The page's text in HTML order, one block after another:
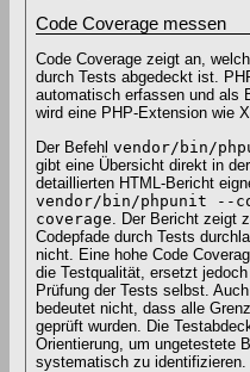
Code Coverage messen
Code Coverage zeigt an,
durch Tests abgedeckt ist.
automatisch erfassen und als
wird eine PHP-Extension wie
Der Befehl vendor/bin/
gibt eine Übersicht direkt in
detaillierten HTML-Bericht
vendor/bin/phpunit --
coverage . Der Bericht zeigt
Codepfade durch Tests
nicht. Eine hohe Code
die Testqualität, ersetzt
Prüfung der Tests selbst.
bedeutet nicht, dass alle
geprüft wurden. Die
Orientierung, um ungetestete
systematisch zu identifizieren.